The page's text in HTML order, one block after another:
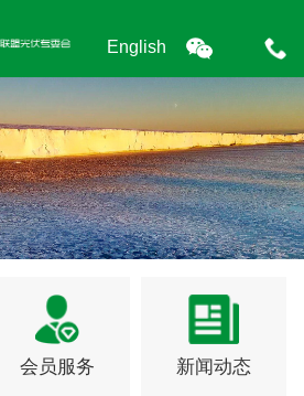
English
会员服务 新闻动态